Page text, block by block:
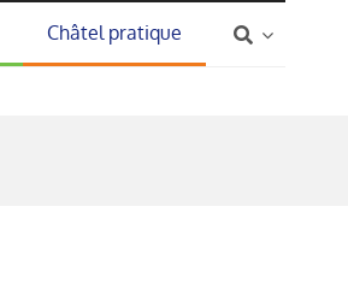
Châtel pratique